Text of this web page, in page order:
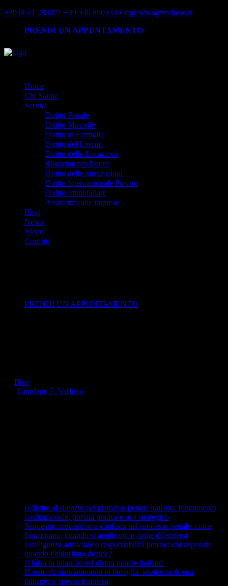
+39 0541 783071 +39 340 8503339 segreteria@varliero.it
PRENDI UN APPUNTAMENTO
Home
Chi Siamo
Servizi
Diritto Penale
Diritto Minorile
Diritto di Famiglia
Diritto del Lavoro
Diritto delle Locazioni
Risarcimento Danni
Diritto delle Successioni
Diritto Internazionale Privato
Diritto Immobiliare
Assistenza alle imprese
Blog
News
Video
Contatti
PRENDI UN APPUNTAMENTO
Blog
Giordano F. Varliero
Il diritto al silenzio nel processo penale italiano: fondamento
costituzionale, portata pratica e uso strategico
Sequestro preventivo e confisca nel processo penale: come
funzionano, quando si applicano e come difendersi
Intelligenza artificiale e responsabilità penale: chi risponde
quando l’algoritmo decide?
Il falso in bilancio nel diritto penale italiano
Il reato di maltrattamenti in famiglia: anatomia di una
fattispecie spesso fraintesa